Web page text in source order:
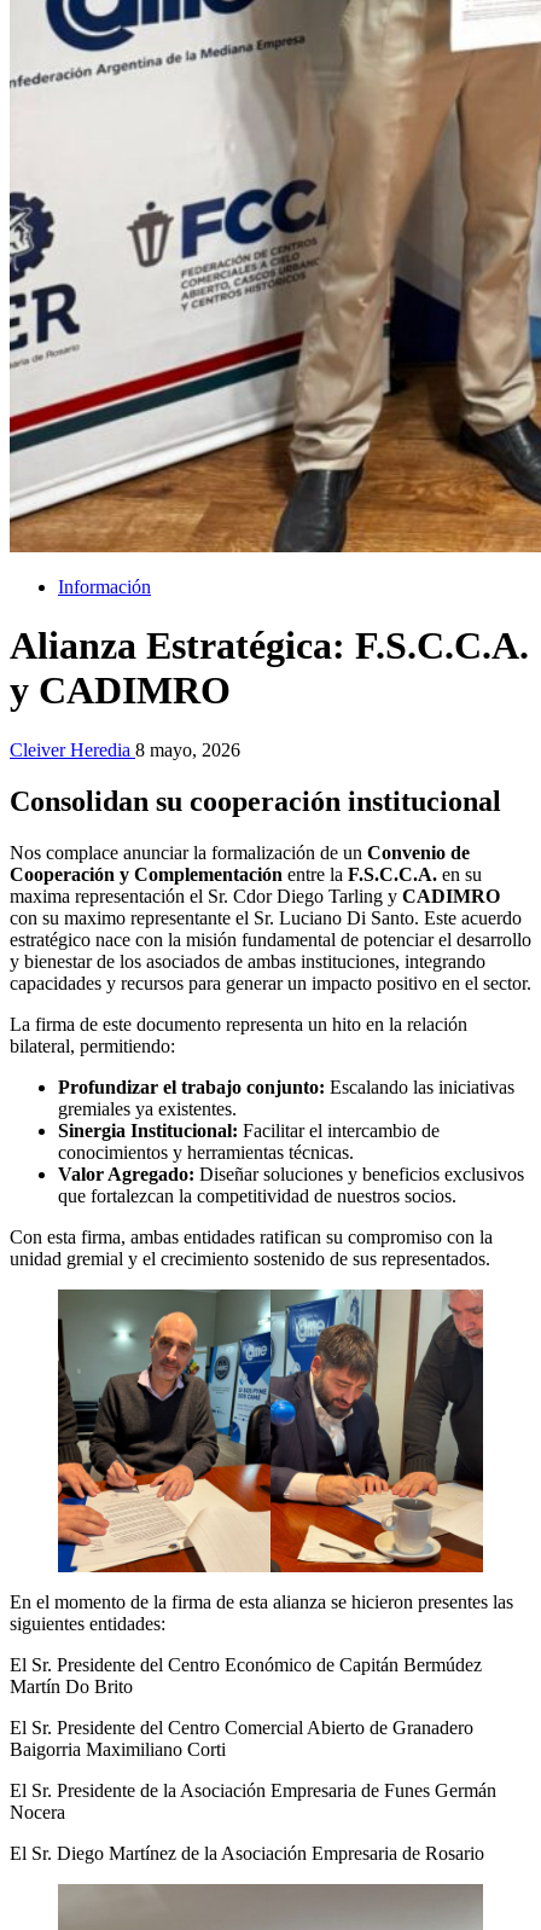
Información
Alianza Estratégica: F.S.C.C.A.
y CADIMRO
Cleiver Heredia 8 mayo, 2026
Consolidan su cooperación institucional
Nos complace anunciar la formalización de un Convenio de
Cooperación y Complementación entre la F.S.C.C.A. en su
maxima representación el Sr. Cdor Diego Tarling y CADIMRO
con su maximo representante el Sr. Luciano Di Santo. Este acuerdo
estratégico nace con la misión fundamental de potenciar el desarrollo
y bienestar de los asociados de ambas instituciones, integrando
capacidades y recursos para generar un impacto positivo en el sector.
La firma de este documento representa un hito en la relación
bilateral, permitiendo:
Profundizar el trabajo conjunto: Escalando las iniciativas
gremiales ya existentes.
Sinergia Institucional: Facilitar el intercambio de
conocimientos y herramientas técnicas.
Valor Agregado: Diseñar soluciones y beneficios exclusivos
que fortalezcan la competitividad de nuestros socios.
Con esta firma, ambas entidades ratifican su compromiso con la
unidad gremial y el crecimiento sostenido de sus representados.
En el momento de la firma de esta alianza se hicieron presentes las
siguientes entidades:
El Sr. Presidente del Centro Económico de Capitán Bermúdez
Martín Do Brito
El Sr. Presidente del Centro Comercial Abierto de Granadero
Baigorria Maximiliano Corti
El Sr. Presidente de la Asociación Empresaria de Funes Germán
Nocera
El Sr. Diego Martínez de la Asociación Empresaria de Rosario